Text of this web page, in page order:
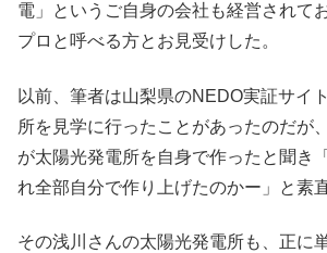
電」というご自身の会社も経営されて
プロと呼べる方とお見受けした。
以前、筆者は山梨県のNEDO実証サイ
所を見学に行ったことがあったのだが
が太陽光発電所を自身で作ったと聞き
れ全部自分で作り上げたのかー」と素
その浅川さんの太陽光発電所も、正に